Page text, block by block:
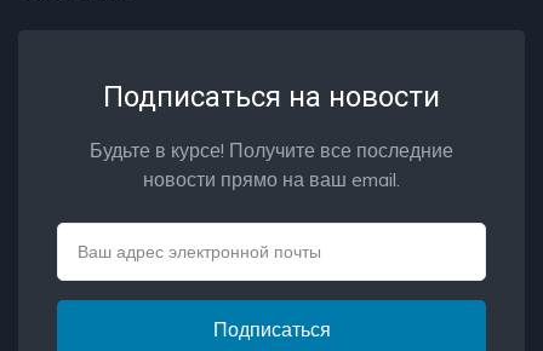
Подписаться на новости
Будьте в курсе! Получите все последние
новости прямо на ваш email.
Подписаться